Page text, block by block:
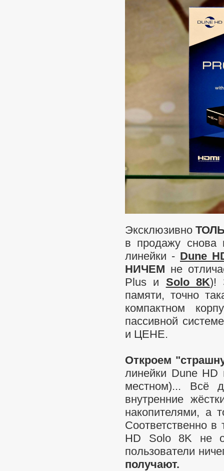
Эксклюзивно
в продажу снова
линейки - Dune
НИЧЕМ не
Plus и Solo 8K)!
памяти, точно
компактном
пассивной
и ЦЕНЕ.
Откроем
линейки Dune
местном)... Всё
внутренние
накопителями, а
Соответственно
HD Solo 8K не
пользователи
получают.